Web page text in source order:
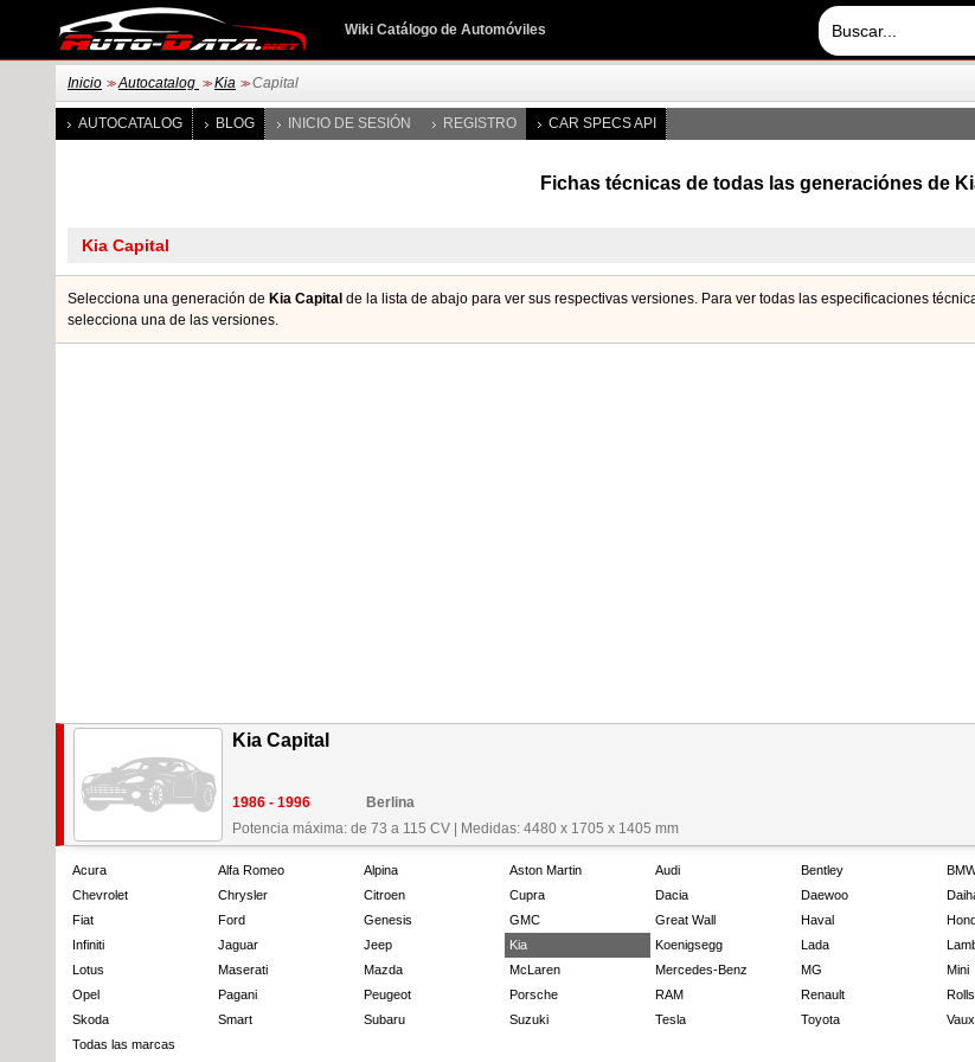
Wiki Catálogo de Automóviles
Inicio >> Autocatalog >> Kia >> Capital
AUTOCATALOG BLOG INICIO DE SESIÓN REGISTRO CAR SPECS API
Fichas técnicas de todas las generaciónes de
Selecciona una generación de Kia Capital de la lista de abajo para ver sus respectivas versiones. Para ver todas las especificaciones
seleccionа una de las versiones.
Kia Capital
1986 - 1996
Berlina
Potencia máxima: de 73 a 115 CV
Medidas: 4480 x 1705 x 1405 mm
Acura Alfa Romeo Alpina Aston Martin Audi Bentley
Chevrolet
Chrysler Citroen Cupra Dacia Daewoo
Fiat
Ford Genesis GMC Great Wall Haval
Infiniti
Jaguar Jeep Kia Koenigsegg Lada
Lotus
Maserati Mazda McLaren Mercedes-Benz MG Mini
Opel
Pagani Peugeot Porsche RAM Renault
Skoda
Smart Subaru Suzuki Tesla Toyota
Todas las marcas